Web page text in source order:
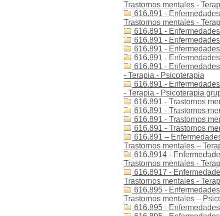
Trastornos mentales -
616.891 -
Trastornos mentales -
616.891 -
616.891 -
616.891 -
616.891 -
616.891 -
- Terapia - Psicoterapia
616.891 -
- Terapia - Psicoterapia
616.891 - Trastornos
616.891 - Trastornos
616.891 - Trastornos
616.891 - Trastornos
616.891 –
Trastornos mentales –
616.8914 -
Trastornos mentales -
616.8917 -
Trastornos mentales -
616.895 -
Trastornos mentales –
616.895 -